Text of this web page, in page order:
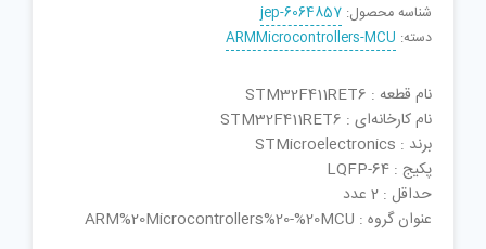
شناسه محصول: jep-6064857
دسته: ARMMicrocontrollers-MCU
نام قطعه : STM32F411RET6
نام کارخانه‌ای : STM32F411RET6
برند : STMicroelectronics
پکیج : LQFP-64
حداقل : 2 عدد
عنوان گروه : ARM%20Microcontrollers%20-%20MCU